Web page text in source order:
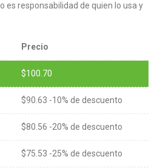
es responsabilidad de quien lo usa y
Precio
$100.70
$90.63 -10% de descuento
$80.56 -20% de descuento
$75.53 -25% de descuento